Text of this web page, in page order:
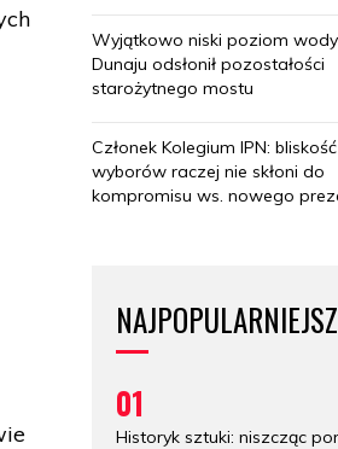
Wyjątkowo niski poziom
Dunaju odsłonił pozostałości
starożytnego mostu
Członek Kolegium IPN: bliskość
wyborów raczej nie skłoni do
kompromisu ws. nowego
01
Historyk sztuki: niszcząc